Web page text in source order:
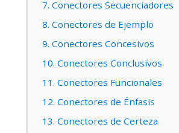
7. Conectores Secuenciadores
8. Conectores de Ejemplo
9. Conectores Concesivos
10. Conectores Conclusivos
11. Conectores Funcionales
12. Conectores de Énfasis
13. Conectores de Certeza